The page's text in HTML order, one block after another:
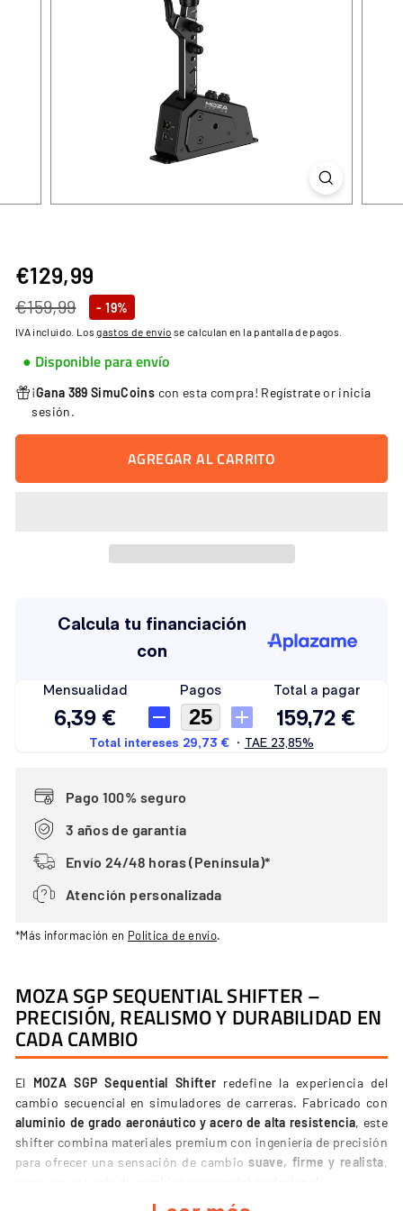
Precio
habitual
€159,99€159,99
Precio
de
oferta
€129,99
- 19%
IVA incluido. Losgastos de envío se calculan en la pantalla de pagos.
● Disponible para envío
¡Gana 389 SimuCoins con esta compra! Regístrateor inicia
sesión.
AGREGAR AL CARRITO
Pago 100% seguro
3 años de garantía
Envío 24/48 horas (Península)*
Atención personalizada
*Más información en Política de envío.
MOZA SGP SEQUENTIAL SHIFTER –
PRECISIÓN, REALISMO Y DURABILIDAD EN
CADA CAMBIO
El MOZA SGP Sequential Shifter redefine la experiencia del
cambio secuencial en simuladores de carreras. Fabricado con
aluminio de grado aeronáutico y acero de alta resistencia, este
shifter combina materiales premium con ingeniería de precisión
para ofrecer una sensación de cambiosuave, firme y realista,